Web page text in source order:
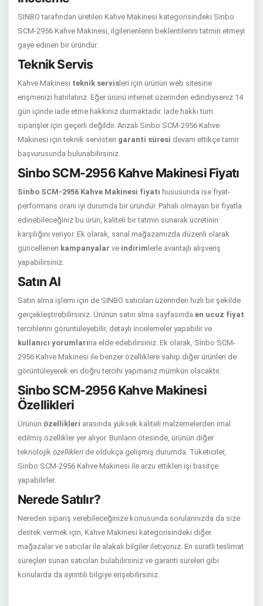
SINBO tarafından üretilen Kahve Makinesi kategorisindeki Sinbo
SCM-2956 Kahve Makinesi, ilgilenenlerin beklentilerini tatmin etmeyi
gaye edinen bir üründür.
Teknik Servis
Kahve Makinesi teknik servis leri için ürünün web sitesine
erişmenizi hatırlatırız. Eğer ürünü internet üzerinden edindiyseniz 14
gün içinde iade etme hakkınız durmaktadır. İade hakkı tüm
siparişler için geçerli değildir. Arızalı Sinbo SCM-2956 Kahve
Makinesi için teknik servisten garanti süresi devam ettikçe tamir
başvurusunda bulunabilirsiniz.
Sinbo SCM-2956 Kahve Makinesi Fiyatı
Sinbo SCM-2956 Kahve Makinesi fiyatı hususunda ise fiyat-
performans oranı iyi durumda bir üründür. Pahalı olmayan bir fiyatla
edinebileceğiniz bu ürün, kaliteli bir tatmin sunarak ücretinin
karşılığını veriyor. Ek olarak, sanal mağazamızda düzenli olarak
güncellenen kampanyalar ve indirim lerle avantajlı alışveriş
yapabilirsiniz.
Satın Al
Satın alma işlemi için de SINBO satıcıları üzerinden hızlı bir şekilde
gerçekleştirebilirsiniz. Ürünün satın alma sayfasında en ucuz fiyat
tercihlerini görüntüleyebilir, detaylı incelemeler yapabilir ve
kullanıcı yorumlarına elde edebilirsiniz. Ek olarak, Sinbo SCM-
2956 Kahve Makinesi ile benzer özelliklere sahip diğer ürünleri de
görüntüleyerek en doğru tercihi yapmanız mümkün olacaktır.
Sinbo SCM-2956 Kahve Makinesi
Özellikleri
Ürünün özellikleri arasında yüksek kaliteli malzemelerden imal
edilmiş özellikler yer alıyor. Bunların ötesinde, ürünün diğer
teknolojik özellikleri de oldukça gelişmiş durumda. Tüketiciler,
Sinbo SCM-2956 Kahve Makinesi ile arzu ettikleri işi basitçe
yapabilirler.
Nerede Satılır?
Nereden sipariş verebileceğinize konusunda sorularınızda da size
destek vermek için, Kahve Makinesi kategorisindeki diğer
mağazalar ve satıcılar ile alakalı bilgiler iletiyoruz. En süratli teslimat
süreçleri sunan satıcıları bulabilirsiniz ve garanti süreleri gibi
konularda da ayrıntılı bilgiye erişebilirsiniz.